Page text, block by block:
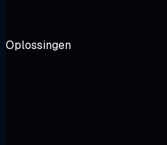
Oplossingen